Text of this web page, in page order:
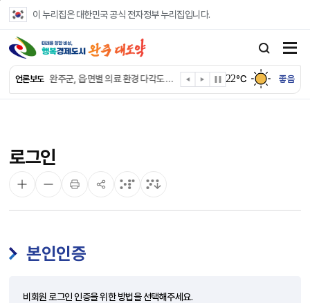
이 누리집은 대한민국 공식 전자정부 누리집입니다.
언론보도
완주군, ‘수의계약 총량제’ 개편 운영
완주군 청소년, 초록우산 지원으로 치과 치료
완주군, 읍·면별 의료 환경 다각도 진단한다
완주군, 모바일 헬스케어 “내 건강 변화 직접 확인”
22℃ 좋음
로그인
본인인증
비회원 로그인 인증을 위한 방법을 선택해주세요.